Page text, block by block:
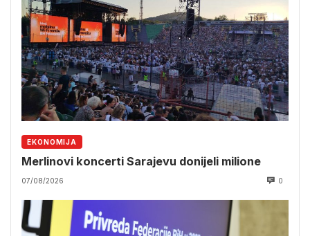
EKONOMIJA
Merlinovi koncerti Sarajevu donijeli milione
07/08/2026 0